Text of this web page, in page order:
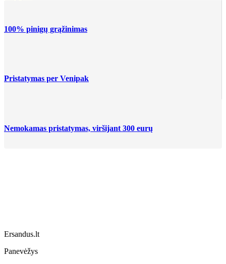
100% pinigų grąžinimas
Pristatymas per Venipak
Nemokamas pristatymas, viršijant 300 eurų
Ersandus.lt
Panevėžys